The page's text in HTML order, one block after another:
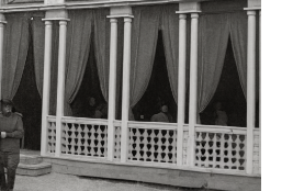
Leave a comment